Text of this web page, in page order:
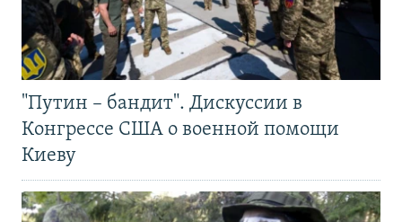
"Путин – бандит". Дискуссии в
Конгрессе США о военной помощи
Киеву